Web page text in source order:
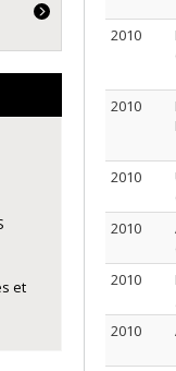
2010
2010
2010
2010
2010
2010
et